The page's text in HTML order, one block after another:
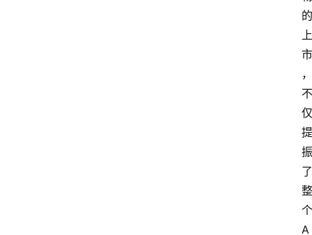
的
上
市
，
不
仅
提
振
了
整
个
A